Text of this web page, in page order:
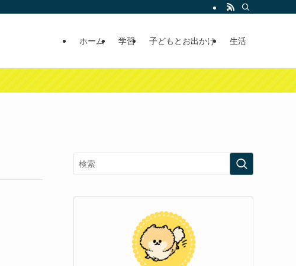
ホーム 学習 子どもとお出かけ 生活